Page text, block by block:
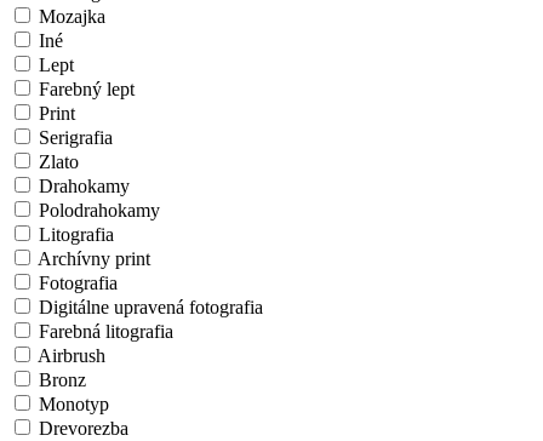
Mozajka
Iné
Lept
Farebný lept
Print
Serigrafia
Zlato
Drahokamy
Polodrahokamy
Litografia
Archívny print
Fotografia
Digitálne upravená fotografia
Farebná litografia
Airbrush
Bronz
Monotyp
Drevorezba